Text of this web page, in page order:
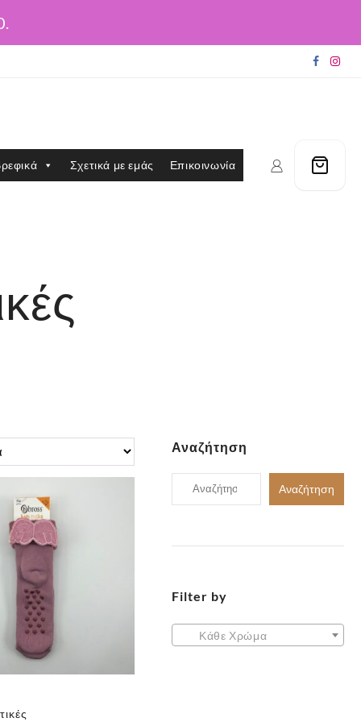
Σχετικά με εμάς Επικοινωνία
Αναζήτηση
Αναζήτηση
για:
Αναζήτηση
Filter by
Κάθε Χρώμα